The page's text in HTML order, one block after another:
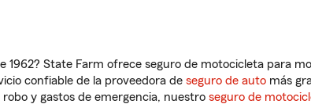
State Farm ofrece seguro de motocicleta para
confiable de la proveedora de seguro de auto más
y gastos de emergencia, nuestro seguro de